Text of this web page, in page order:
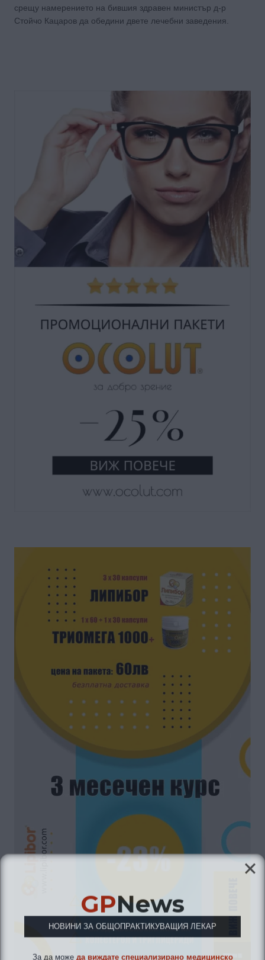
срещу намерението на бившия здравен министър д-р
Стойчо Кацаров да обедини двете лечебни заведения.
GPNews
НОВИНИ ЗА ОБЩОПРАКТИКУВАЩИЯ ЛЕКАР